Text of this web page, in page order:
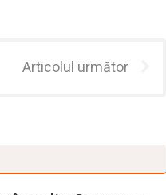
Articolul următor